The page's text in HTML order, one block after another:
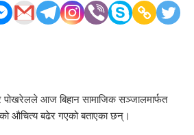
आज बिहान सामाजिक सञ्जालमार्फत
औचित्य बढेर गएको बताएका छन्।